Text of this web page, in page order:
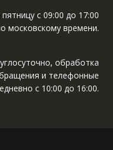
с 09:00 до 17:00
московскому времени.
обработка
и телефонные
с 10:00 до 16:00.